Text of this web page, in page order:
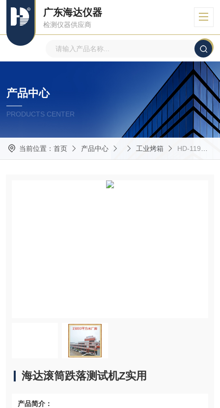
广东海达仪器
检测仪器供应商
产品中心
PRODUCTS CENTER
当前位置： 首页 产品中心 工业烤箱 HD-119海达滚筒跌落测试机Z实用
海达滚筒跌落测试机Z实用
产品简介：